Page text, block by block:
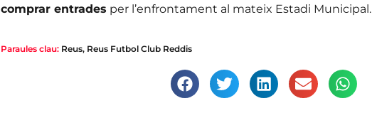
comprar entrades per l’enfrontament al mateix Estadi Municipal.
Paraules clau: Reus, Reus Futbol Club Reddis